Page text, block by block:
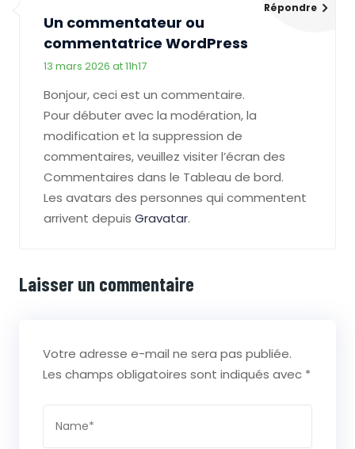
Un commentateur ou
commentatrice WordPress
13 mars 2026 at 11h17
Bonjour, ceci est un commentaire.
Pour débuter avec la modération, la
modification et la suppression de
commentaires, veuillez visiter l’écran des
Commentaires dans le Tableau de bord.
Les avatars des personnes qui commentent
arrivent depuis Gravatar.
Répondre
Laisser un commentaire
Votre adresse e-mail ne sera pas publiée.
Les champs obligatoires sont indiqués avec *